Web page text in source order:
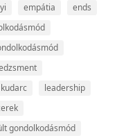
empátia
ends
kudarc
leadership
gondolkodásmód